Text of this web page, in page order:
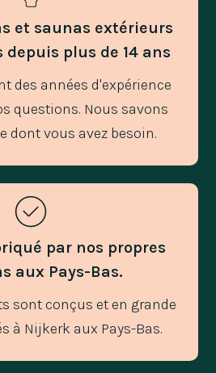
et saunas extérieurs
depuis plus de 14 ans
des années d'expérience
questions. Nous savons
dont vous avez besoin.
par nos propres
aux Pays-Bas.
sont conçus et en grande
à Nijkerk aux Pays-Bas.